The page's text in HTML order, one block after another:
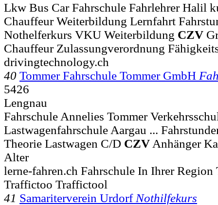
Lkw Bus Car Fahrschule Fahrlehrer Halil
Chauffeur Weiterbildung Lernfahrt
Nothelferkurs VKU Weiterbildung CZV
Chauffeur Zulassungverordnung
drivingtechnology.ch
40 Tommer Fahrschule Tommer GmbH
5426
Lengnau
Fahrschule Annelies Tommer
Lastwagenfahrschule Aargau ...
Theorie Lastwagen C/D CZV Anhänger
Alter
lerne-fahren.ch Fahrschule In Ihrer Region
Traffictoo Traffictool
41 Samariterverein Urdorf Nothilfekurs